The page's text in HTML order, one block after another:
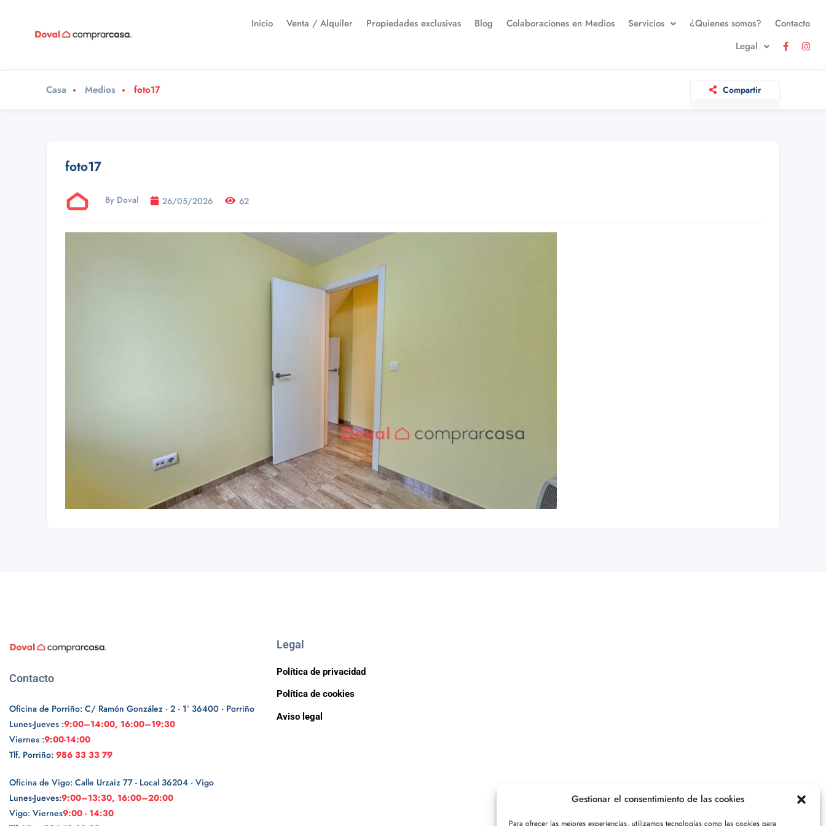
Gestionar el consentimiento de las cookies
Para ofrecer las mejores experiencias, utilizamos tecnologías como las cookies para
Inicio Venta / Alquiler Propiedades exclusivas Blog Colaboraciones en Medios Servicios ¿Quienes somos?
Contacto
Legal
Casa Medios foto17 Compartir
foto17
By Doval 26/05/2026 62
Contacto
Oficina de Porriño: C/ Ramón González · 2 · 1º 36400 · Porriño
Lunes-Jueves :9:00–14:00, 16:00–19:30
Viernes :9:00-14:00
Tlf. Porriño: 986 33 33 79
Oficina de Vigo: Calle Urzaiz 77 - Local 36204 · Vigo
Lunes-Jueves:9:00–13:30, 16:00–20:00
Vigo: Viernes9:00 - 14:30
Legal
Política de privacidad
Política de cookies
Aviso legal